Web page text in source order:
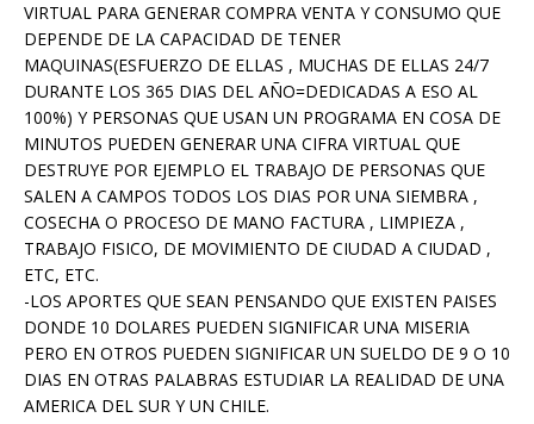
VIRTUAL PARA GENERAR COMPRA VENTA Y CONSUMO QUE
DEPENDE DE LA CAPACIDAD DE TENER
MAQUINAS(ESFUERZO DE ELLAS , MUCHAS DE ELLAS 24/7
DURANTE LOS 365 DIAS DEL AÑO=DEDICADAS A ESO AL
100%) Y PERSONAS QUE USAN UN PROGRAMA EN COSA DE
MINUTOS PUEDEN GENERAR UNA CIFRA VIRTUAL QUE
DESTRUYE POR EJEMPLO EL TRABAJO DE PERSONAS QUE
SALEN A CAMPOS TODOS LOS DIAS POR UNA SIEMBRA ,
COSECHA O PROCESO DE MANO FACTURA , LIMPIEZA ,
TRABAJO FISICO, DE MOVIMIENTO DE CIUDAD A CIUDAD ,
ETC, ETC.
-LOS APORTES QUE SEAN PENSANDO QUE EXISTEN PAISES
DONDE 10 DOLARES PUEDEN SIGNIFICAR UNA MISERIA
PERO EN OTROS PUEDEN SIGNIFICAR UN SUELDO DE 9 O 10
DIAS EN OTRAS PALABRAS ESTUDIAR LA REALIDAD DE UNA
AMERICA DEL SUR Y UN CHILE.